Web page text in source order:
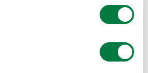
於美國加州,是提供財務和人